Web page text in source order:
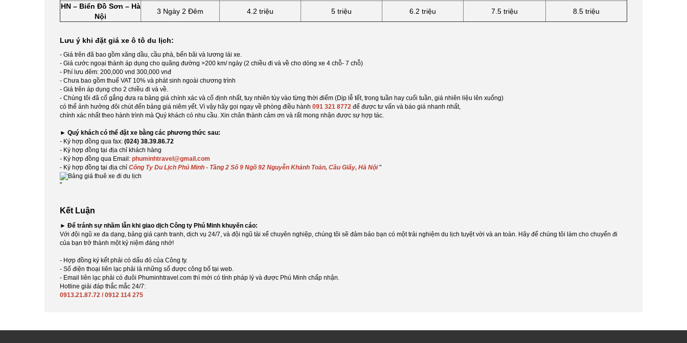
HN – Biển Đồ Sơn – Hà
Nội
3 Ngày 2 Đêm 4.2 triệu 5 triệu 6.2 triệu 7.5 triệu 8.5 triệu
Lưu ý khi đặt giá xe ô tô du lịch:
- Giá trên đã bao gồm xăng dầu, cầu phà, bến bãi và lương lái xe.
- Giá cước ngoại thành áp dụng cho quãng đường >200 km/ ngày (2 chiều đi và về cho dòng xe 4 chỗ- 7 chỗ)
- Phí lưu đêm: 200,000 vnd 300,000 vnđ
- Chưa bao gồm thuế VAT 10% và phát sinh ngoài chương trình
- Giá trên áp dụng cho 2 chiều đi và về.
- Chúng tôi đã cố gắng đưa ra bảng giá chính xác và cố định nhất, tuy nhiên tùy vào từng thời điểm (Dịp lễ tết, trong tuần hay cuối tuần, giá nhiên liệu lên xuống)
có thể ảnh hưởng đôi chút đến bảng giá niêm yết. Vì vậy hãy gọi ngay về phòng điều hành 091 321 8772 để được tư vấn và báo giá nhanh nhất,
chính xác nhất theo hành trình mà Quý khách có nhu cầu. Xin chân thành cảm ơn và rất mong nhận được sự hợp tác.
► Quý khách có thể đặt xe bằng các phương thức sau:
- Ký hợp đồng qua fax: (024) 38.39.86.72
- Ký hợp đồng tại địa chỉ khách hàng
- Ký hợp đồng qua Email: phuminhtravel@gmail.com
- Ký hợp đồng tại địa chỉ Công Ty Du Lịch Phú Minh - Tầng 2 Số 9 Ngõ 92 Nguyễn Khánh Toàn, Cầu Giấy, Hà Nội"
"
Kết Luận
► Để tránh sự nhầm lẫn khi giao dịch Công ty Phú Minh khuyến cáo:
Với đội ngũ xe đa dạng, bảng giá cạnh tranh, dịch vụ 24/7, và đội ngũ tài xế chuyên nghiệp, chúng tôi sẽ đảm bảo bạn có một trải nghiệm du lịch tuyệt vời và an toàn. Hãy để chúng tôi làm cho chuyến đi
của bạn trở thành một kỷ niệm đáng nhớ!
- Hợp đồng ký kết phải có dấu đỏ của Công ty.
- Số điện thoại liên lạc phải là những số được công bố tại web.
- Email liên lạc phải có đuôi Phuminhtravel.com thì mới có tính pháp lý và được Phú Minh chấp nhận.
Hotline giải đáp thắc mắc 24/7:
0913.21.87.72 / 0912 114 275